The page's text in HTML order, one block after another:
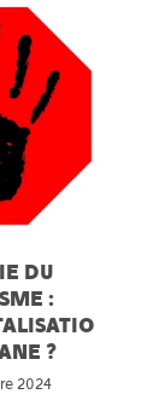
DU
:
?
2024